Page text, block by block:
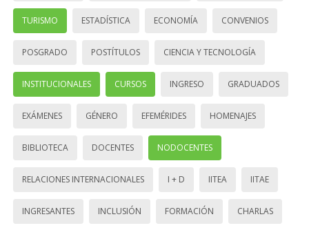
TURISMO ESTADÍSTICA ECONOMÍA CONVENIOS
POSGRADO POSTÍTULOS CIENCIA Y TECNOLOGÍA
INSTITUCIONALES CURSOS INGRESO GRADUADOS
EXÁMENES GÉNERO EFEMÉRIDES HOMENAJES
BIBLIOTECA DOCENTES NODOCENTES
RELACIONES INTERNACIONALES I + D IITEA IITAE
INGRESANTES INCLUSIÓN FORMACIÓN CHARLAS